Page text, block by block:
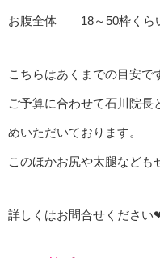
お腹全体 18～50枠くらい
こちらはあくまでの目安で
ご予算に合わせて石川院
めいただいております。
このほかお尻や太腿なども
詳しくはお問合せください